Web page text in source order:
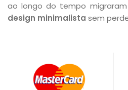
ao longo do tempo
design minimalista sem